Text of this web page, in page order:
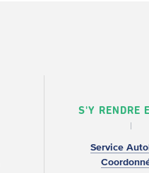
S'Y RENDRE
Service